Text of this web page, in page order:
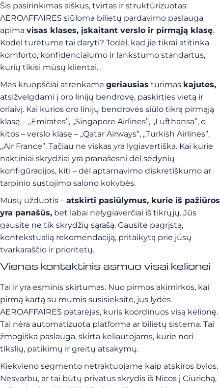
Šis pasirinkimas aiškus, tvirtas ir struktūrizuotas:
AEROAFFAIRES siūloma bilietų pardavimo paslauga
apima visas klases, įskaitant verslo ir pirmąją klasę.
Kodėl turėtume tai daryti? Todėl, kad jie tikrai atitinka
komforto, konfidencialumo ir lankstumo standartus,
kurių tikisi mūsų klientai.
Mes kruopščiai atrenkame geriausias turimas kajutes,
atsižvelgdami į oro linijų bendrovę, paskirties vietą ir
orlaivį. Kai kurios oro linijų bendrovės siūlo tikrą pirmąją
klasę – „Emirates”, „Singapore Airlines”, „Lufthansa”, o
kitos – verslo klasę – „Qatar Airways”, „Turkish Airlines”,
„Air France”. Tačiau ne viskas yra lygiavertiška. Kai kurie
naktiniai skrydžiai yra pranašesni dėl sėdynių
konfigūracijos, kiti – dėl aptarnavimo diskretiškumo ar
tarpinio sustojimo salono kokybės.
Mūsų užduotis – atskirti pasiūlymus, kurie iš pažiūros
yra panašūs, bet labai nelygiaverčiai iš tikrųjų. Jūs
gausite ne tik skrydžių sąrašą. Gausite pagrįstą,
kontekstualią rekomendaciją, pritaikytą prie jūsų
tvarkaraščio ir prioritetų.
Vienas kontaktinis asmuo visai kelionei
Tai ir yra esminis skirtumas. Nuo pirmos akimirkos, kai
pirmą kartą su mumis susisieksite, jus lydės
AEROAFFAIRES patarėjas, kuris koordinuos visą kelionę.
Tai nėra automatizuota platforma ar bilietų sistema. Tai
žmogiška paslauga, skirta keliautojams, kurie nori
tikslių, patikimų ir greitų atsakymų.
Kiekvieno segmento netraktuojame kaip atskiros bylos.
Nesvarbu, ar tai būtų privatus skrydis iš Nicos į Ciurichą,